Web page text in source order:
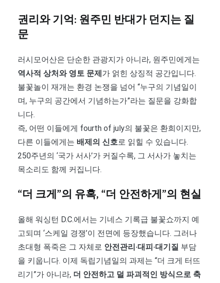
권리와 기억: 원주민 반대가 던지는 질
문
러시모어산은 단순한 관광지가 아니라, 원주민에게는
역사적 상처와 영토 문제가 얽힌 상징적 공간입니다.
불꽃놀이 재개는 환경 논쟁을 넘어 “누구의 기념일이
며, 누구의 공간에서 기념하는가”라는 질문을 강화합
니다.
즉, 어떤 이들에게 fourth of july의 불꽃은 환희이지만,
다른 이들에게는 배제의 신호로 읽힐 수 있습니다.
250주년의 ‘국가 서사’가 커질수록, 그 서사가 놓치는
목소리도 함께 커집니다.
“더 크게”의 유혹, “더 안전하게”의 현실
올해 워싱턴 D.C.에서는 기네스 기록급 불꽃쇼까지 예
고되며 ‘스케일 경쟁’이 전면에 등장했습니다. 그러나
초대형 폭죽은 그 자체로 안전관리·대피·대기질 부담
을 키웁니다. 이제 독립기념일의 과제는 “더 크게 터뜨
리기”가 아니라, 더 안전하고 덜 파괴적인 방식으로 축